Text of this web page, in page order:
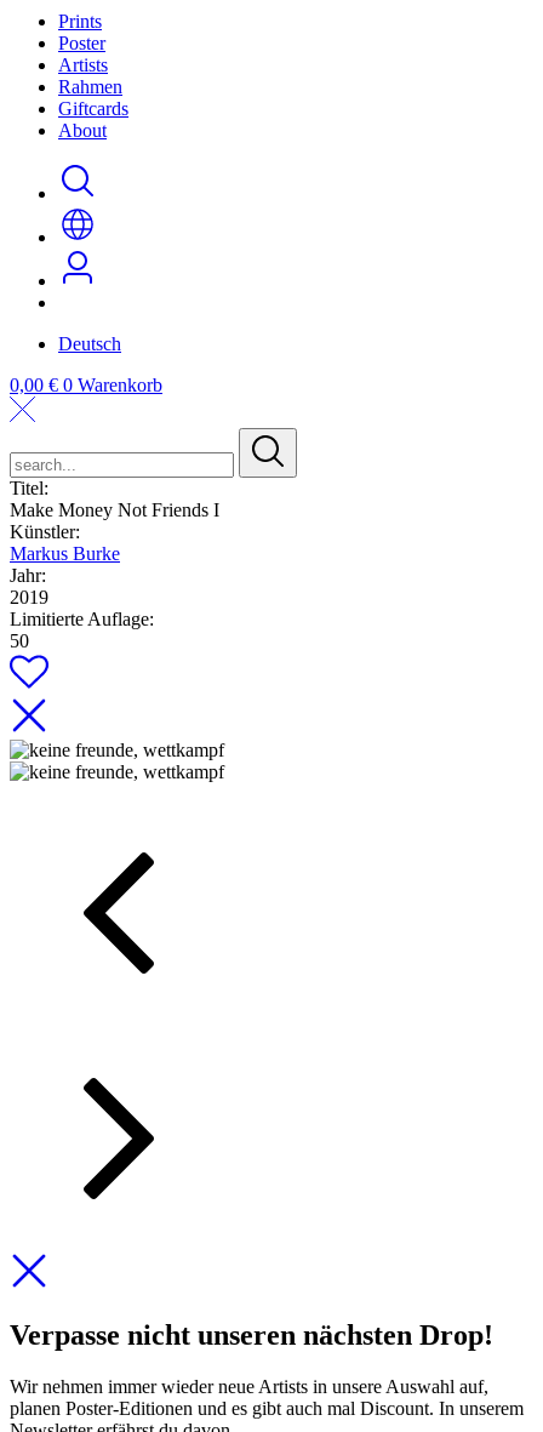
Prints
Poster
Artists
Rahmen
Giftcards
About
Deutsch
0,00 € 0 Warenkorb
Titel:
Make Money Not Friends I
Künstler:
Markus Burke
Jahr:
2019
Limitierte Auflage:
50
Verpasse nicht unseren nächsten Drop!
Wir nehmen immer wieder neue Artists in unsere Auswahl auf,
planen Poster-Editionen und es gibt auch mal Discount. In unserem